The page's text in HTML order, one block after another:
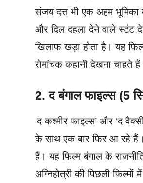
संजय दत्त भी एक अहम भूमिका
और दिल दहला देने वाले स्टंट
खिलाफ खड़ा होता है। यह
रोमांचक कहानी देखना चाहते
2. द बंगाल फाइल्स (5
‘द कश्मीर फाइल्स’ और ‘द
के साथ एक बार फिर आ रहे
हैं। यह फिल्म बंगाल के
अग्निहोत्री की पिछली फिल्मों